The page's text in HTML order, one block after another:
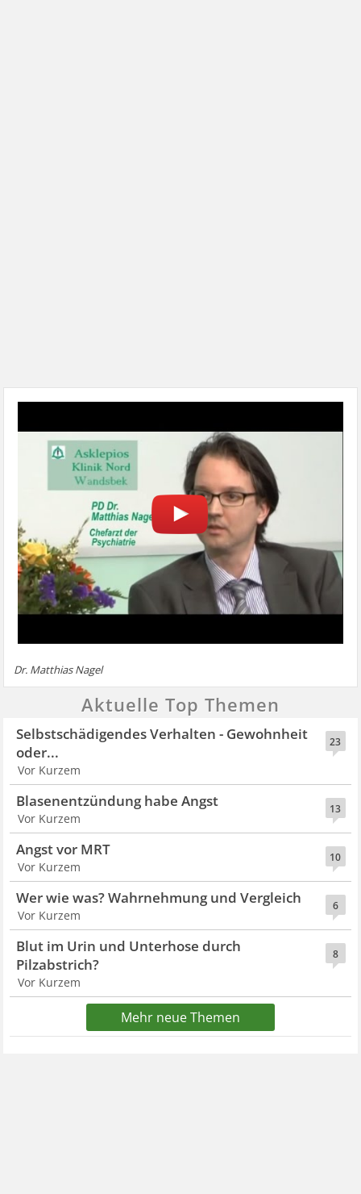
Dr. Matthias Nagel
Aktuelle Top Themen
23
Selbstschädigendes Verhalten - Gewohnheit
oder...
Vor Kurzem
13
Blasenentzündung habe Angst
Vor Kurzem
10
Angst vor MRT
Vor Kurzem
6
Wer wie was? Wahrnehmung und Vergleich
Vor Kurzem
8
Blut im Urin und Unterhose durch
Pilzabstrich?
Vor Kurzem
Mehr neue Themen